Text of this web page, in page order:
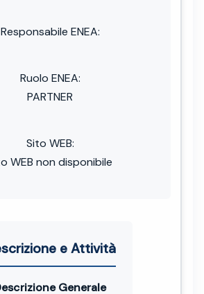
Responsabile ENEA:
Ruolo ENEA:
PARTNER
Sito WEB:
WEB non disponibile
e Attività
Generale